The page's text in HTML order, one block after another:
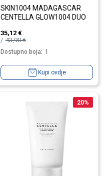
SKIN1004 MADAGASCAR
CENTELLA GLOW1004 DUO
35,12 €
43,90€
Dostupno boja: 1
Kupi ovdje
20%